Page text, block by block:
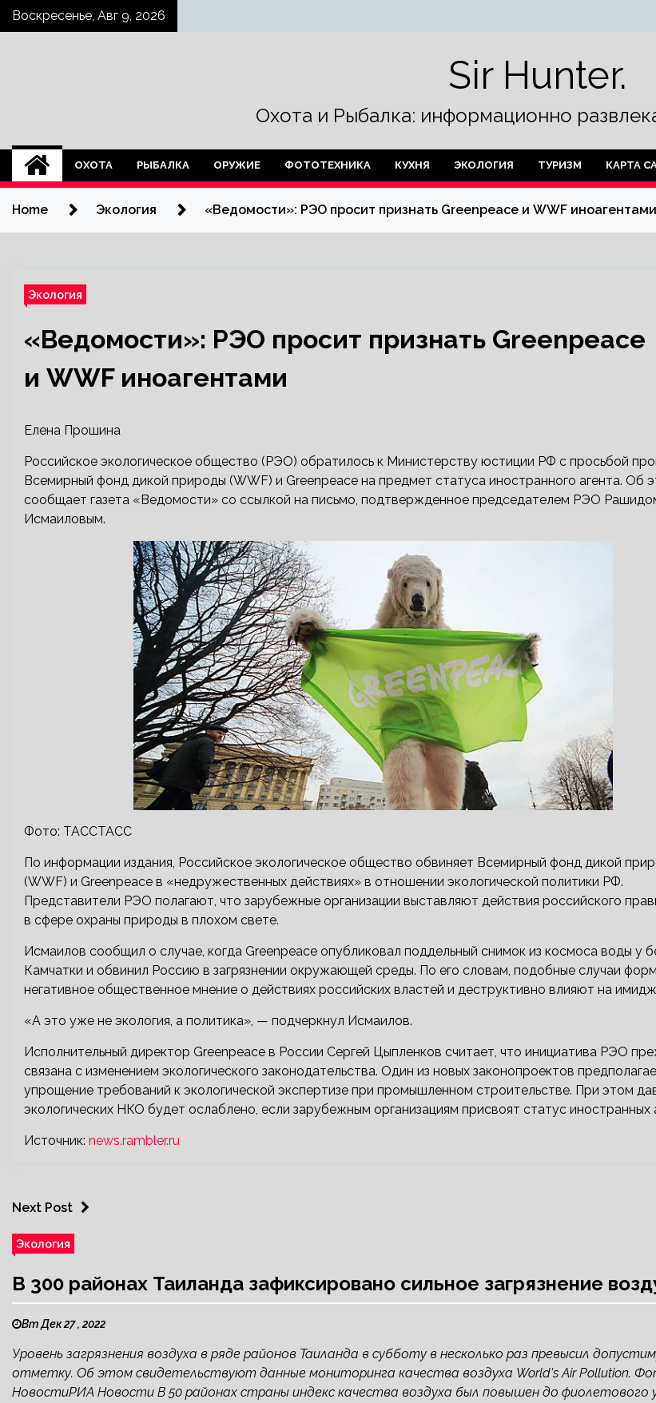
SkipВоскресенье, Авг 9, 2026
Sir Hunter.
Охота и Рыбалка: информационно
ОХОТА РЫБАЛКА ОРУЖИЕ ФОТОТЕХНИКА КУХНЯ ЭКОЛОГИЯ ТУРИЗМ КАРТА
Home Экология «Ведомости»: РЭО просит признать Greenpeace и WWF иноагентами
Экология
«Ведомости»: РЭО просит признать Greenpeace
и WWF иноагентами
Елена Прошина
Российское экологическое общество (РЭО) обратилось к Министерству юстиции РФ с просьбой
Всемирный фонд дикой природы (WWF) и Greenpeace на предмет статуса иностранного агента. Об
сообщает газета «Ведомости» со ссылкой на письмо, подтвержденное председателем РЭО
Исмаиловым.
Фото: ТАССТАСС
По информации издания, Российское экологическое общество обвиняет Всемирный фонд дикой
(WWF) и Greenpeace в «недружественных действиях» в отношении экологической политики РФ.
Представители РЭО полагают, что зарубежные организации выставляют действия российского
в сфере охраны природы в плохом свете.
Исмаилов сообщил о случае, когда Greenpeace опубликовал поддельный снимок из космоса воды у
Камчатки и обвинил Россию в загрязнении окружающей среды. По его словам, подобные случаи
негативное общественное мнение о действиях российских властей и деструктивно влияют на
«А это уже не экология, а политика», — подчеркнул Исмаилов.
Исполнительный директор Greenpeace в России Сергей Цыпленков считает, что инициатива РЭО
связана с изменением экологического законодательства. Один из новых законопроектов
упрощение требований к экологической экспертизе при промышленном строительстве. При этом
экологических НКО будет ослаблено, если зарубежным организациям присвоят статус иностранных
Источник: news.rambler.ru
Next Post
Экология
В 300 районах Таиланда зафиксировано сильное загрязнение
Вт Дек 27 , 2022
Уровень загрязнения воздуха в ряде районов Таиланда в субботу в несколько раз превысил
отметку. Об этом свидетельствуют данные мониторинга качества воздуха World's Air Pollution.
НовостиРИА Новости В 50 районах страны индекс качества воздуха был повышен до фиолетового